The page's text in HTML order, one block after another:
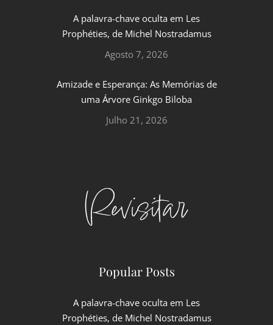
A palavra-chave oculta em Les
Prophéties, de Michel Nostradamus
Agosto 7, 2026
Amizade e Esperança: As Memórias de
uma Árvore Ginkgo Biloba
Julho 21, 2026
Popular Posts
A palavra-chave oculta em Les
Prophéties, de Michel Nostradamus